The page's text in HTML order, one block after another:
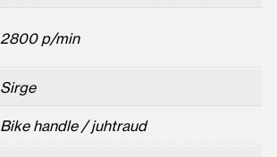
2800 p/min
Sirge
Bike handle / juhtraud